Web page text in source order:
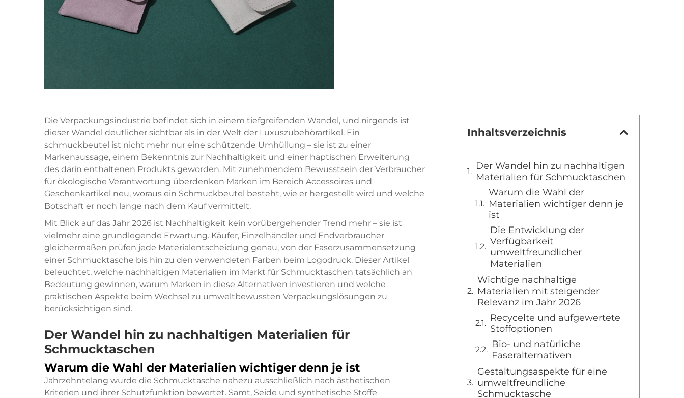
Die Verpackungsindustrie befindet sich in einem tiefgreifenden Wandel, und nirgends ist
dieser Wandel deutlicher sichtbar als in der Welt der Luxuszubehörartikel. Ein
schmuckbeutel ist nicht mehr nur eine schützende Umhüllung – sie ist zu einer
Markenaussage, einem Bekenntnis zur Nachhaltigkeit und einer haptischen Erweiterung
des darin enthaltenen Produkts geworden. Mit zunehmendem Bewusstsein der Verbraucher
für ökologische Verantwortung überdenken Marken im Bereich Accessoires und
Geschenkartikel neu, woraus ein Schmuckbeutel besteht, wie er hergestellt wird und welche
Botschaft er noch lange nach dem Kauf vermittelt.
Mit Blick auf das Jahr 2026 ist Nachhaltigkeit kein vorübergehender Trend mehr – sie ist
vielmehr eine grundlegende Erwartung. Käufer, Einzelhändler und Endverbraucher
gleichermaßen prüfen jede Materialentscheidung genau, von der Faserzusammensetzung
einer Schmucktasche bis hin zu den verwendeten Farben beim Logodruck. Dieser Artikel
beleuchtet, welche nachhaltigen Materialien im Markt für Schmucktaschen tatsächlich an
Bedeutung gewinnen, warum Marken in diese Alternativen investieren und welche
praktischen Aspekte beim Wechsel zu umweltbewussten Verpackungslösungen zu
berücksichtigen sind.
Der Wandel hin zu nachhaltigen Materialien für
Schmucktaschen
Warum die Wahl der Materialien wichtiger denn je ist
Jahrzehntelang wurde die Schmucktasche nahezu ausschließlich nach ästhetischen
Kriterien und ihrer Schutzfunktion bewertet. Samt, Seide und synthetische Stoffe
Inhaltsverzeichnis
Der Wandel hin zu nachhaltigen
Materialien für Schmucktaschen
Warum die Wahl der
Materialien wichtiger denn je
ist
Die Entwicklung der
Verfügbarkeit
umweltfreundlicher
Materialien
Wichtige nachhaltige
Materialien mit steigender
Relevanz im Jahr 2026
Recycelte und aufgewertete
Stoffoptionen
Bio- und natürliche
Faseralternativen
Gestaltungsaspekte für eine
umweltfreundliche
Schmucktasche